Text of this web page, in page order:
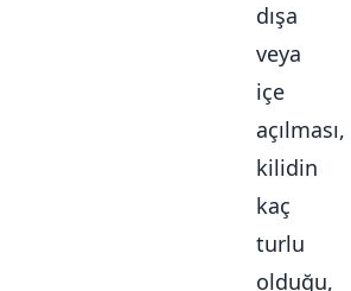
dışa
veya
içe
açılması,
kilidin
kaç
turlu
olduğu,